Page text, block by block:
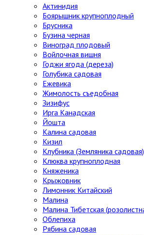
Актинидия
Боярышник крупноплодный
Брусника
Бузина черная
Виноград плодовый
Войлочная вишня
Годжи ягода (дереза)
Голубика садовая
Ежевика
Жимолость съедобная
Зизифус
Ирга Канадская
Йошта
Калина садовая
Кизил
Клубника (Земляника садовая)
Клюква крупноплодная
Княженика
Крыжовник
Лимонник Китайский
Малина
Малина Тибетская
Облепиха
Рябина садовая